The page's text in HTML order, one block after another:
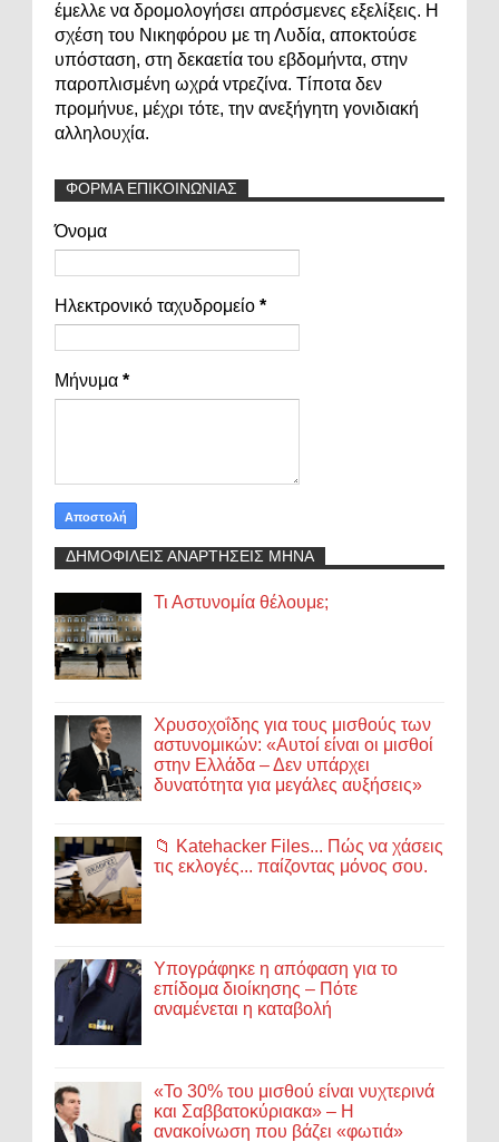
έμελλε να δρομολογήσει απρόσμενες εξελίξεις. Η
σχέση του Νικηφόρου με τη Λυδία, αποκτούσε
υπόσταση, στη δεκαετία του εβδομήντα, στην
παροπλισμένη ωχρά ντρεζίνα. Τίποτα δεν
προμήνυε, μέχρι τότε, την ανεξήγητη γονιδιακή
αλληλουχία.
ΦΟΡΜΑ ΕΠΙΚΟΙΝΩΝΙΑΣ
Όνομα
Ηλεκτρονικό ταχυδρομείο *
Μήνυμα *
ΔΗΜΟΦΙΛΕΙΣ ΑΝΑΡΤΗΣΕΙΣ ΜΗΝΑ
Τι Αστυνομία θέλουμε;
Χρυσοχοΐδης για τους μισθούς των
αστυνομικών: «Αυτοί είναι οι μισθοί
στην Ελλάδα – Δεν υπάρχει
δυνατότητα για μεγάλες αυξήσεις»
📁 Katehacker Files... Πώς να χάσεις
τις εκλογές... παίζοντας μόνος σου.
Υπογράφηκε η απόφαση για το
επίδομα διοίκησης – Πότε
αναμένεται η καταβολή
«Το 30% του μισθού είναι νυχτερινά
και Σαββατοκύριακα» – Η
ανακοίνωση που βάζει «φωτιά»